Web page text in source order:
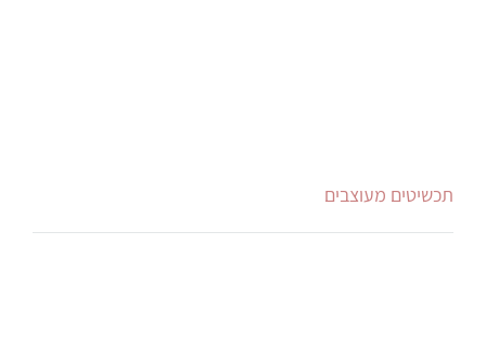
תכשיטים מעוצבים